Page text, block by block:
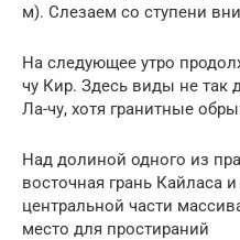
м). Слезаем со ступени
На следующее утро
чу Кир. Здесь виды не так
Ла-чу, хотя гранитные
Над долиной одного из
восточная грань Кайласа
центральной части
место для простираний